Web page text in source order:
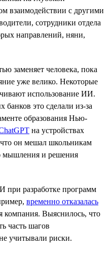
взаимодействии с другими
сотрудники отдела
направлений, няни,
заменяет человека, пока
уже велико. Некоторые
использование ИИ.
банков это сделали из-за
образования Нью-
на устройствах
он мешал школьникам
мышления и решения
при разработке программ
временно отказалась
компания. Выяснилось, что
часть шагов
учитывали риски.